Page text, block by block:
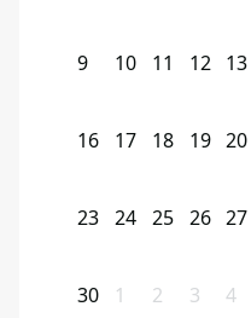
9 10 11 12 13
16 17 18 19 20
23 24 25 26 27
30 1 2 3 4